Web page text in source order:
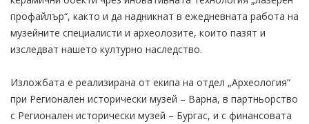
профайлър“, както и да надникнат в ежедневната работа на
музейните специалисти и археолозите, които пазят и
изследват нашето културно наследство.
Изложбата е реализирана от екипа на отдел „Археология“
при Регионален исторически музей – Варна, в партньорство
с Регионален исторически музей – Бургас, и с финансовата